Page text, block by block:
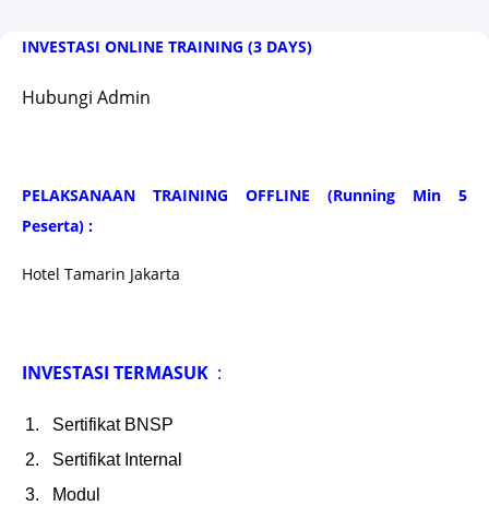
INVESTASI ONLINE TRAINING (3 DAYS)
Hubungi Admin
PELAKSANAAN TRAINING OFFLINE (Running Min 5
Peserta) :
Hotel Tamarin Jakarta
INVESTASI TERMASUK :
Sertifikat BNSP
Sertifikat Internal
Modul